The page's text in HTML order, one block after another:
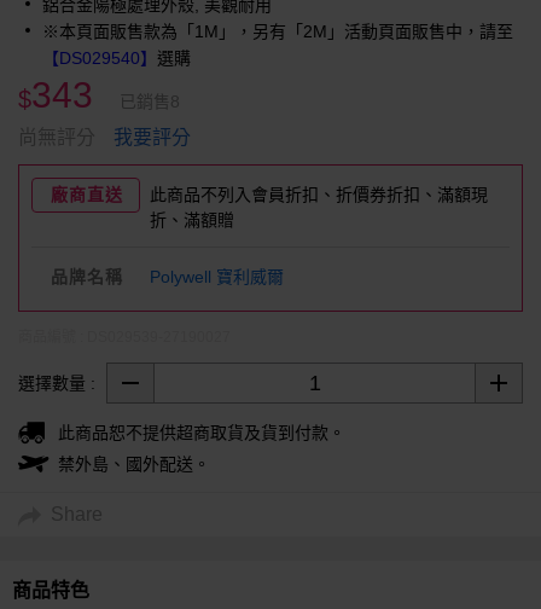
鋁合金陽極處理外殼, 美觀耐用
※本頁面販售款為「1M」，另有「2M」活動頁面販售中，請至
【DS029540】 選購
$343 已銷售8
尚無評分 我要評分
廠商直送 此商品不列入 會員折扣、折價券折扣、 滿額現
折、滿額贈
品牌名稱 Polywell 寶利威爾
此商品恕不提供超商取貨及貨到付款。
禁外島、國外配送。
選擇數量 :
Share
商品特色